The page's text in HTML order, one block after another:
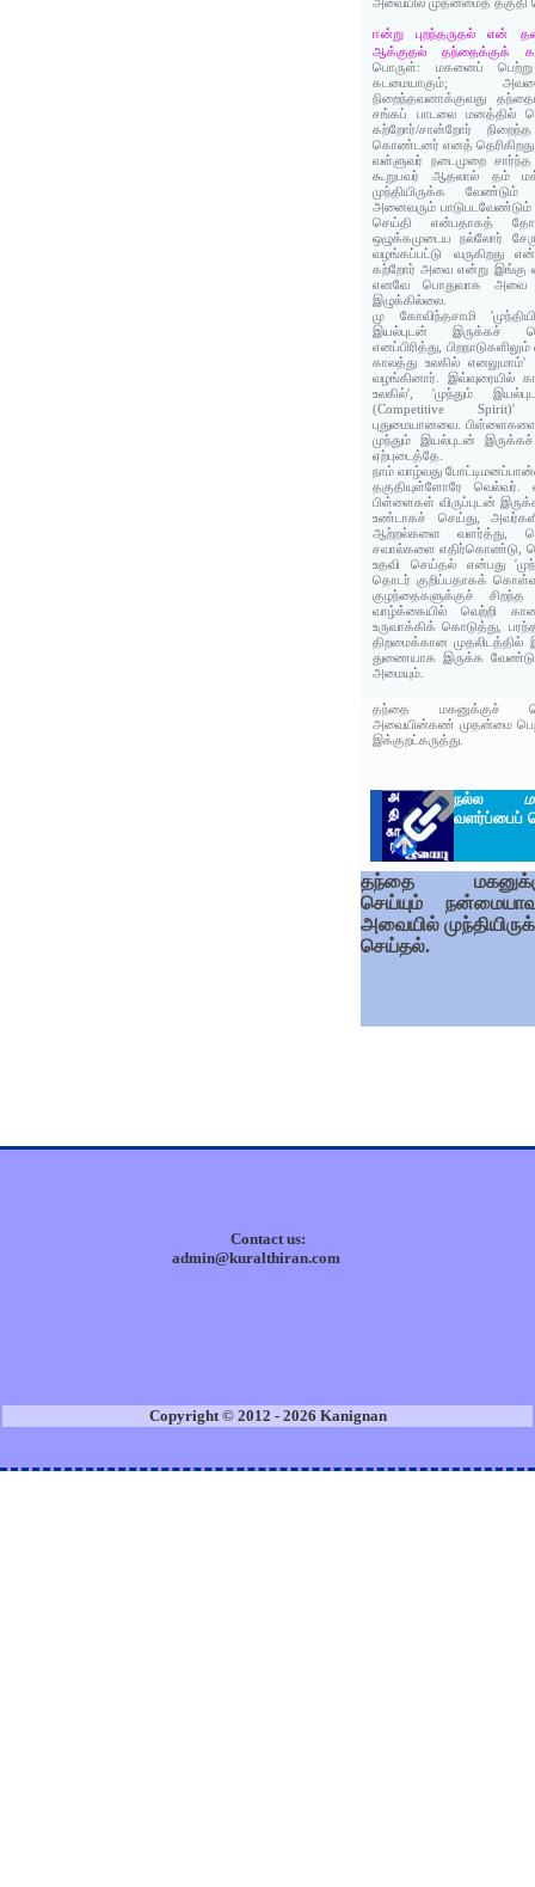
ஈன்று புறந்தருதல் என்
ஆக்குதல் தந்தைக்குக்
பொருள்: மகனைப் பெற்று
கடமையாகும்;
நிறைந்தவனாக்குவது
சங்கப் பாடலை மனத்தில்
கற்றோர்/சான்றோர்
கொண்டனர் எனத்
வள்ளுவர் நடைமுறை சார்ந்த
கூறுபவர் ஆதலால் தம்
முந்தியிருக்க
அனைவரும்
செய்தி என்பதாகத்
ஒழுக்கமுடைய நல்லோர்
வழங்கப்பட்டு வருகிறது
கற்றோர் அவை என்று இங்கு
எனவே பொதுவாக அவை
இழுக்கில்லை.
மு கோவிந்தசாமி
இயல்புடன் இருக்கச்
எனப்பிரித்து,
காலத்து உலகில்
வழங்கினார். இவ்வுரையில்
உலகில்', 'முந்தும்
(Competitive
புதுமையானவை.
முந்தும் இயல்புடன்
ஏற்புடைத்தே.
நாம் வாழ்வது
தகுதியுள்ளோரே
பிள்ளைகள் விருப்புடன்
உண்டாகச் செய்து,
ஆற்றல்களை வளர்த்து,
சவால்களை எதிர்கொண்டு,
உதவி செய்தல் என்பது
தொடர் குறிப்பதாகக்
குழந்தைகளுக்குச்
வாழ்க்கையில் வெற்றி
உருவாக்கிக் கொடுத்து,
திறமைக்கான
துணையாக இருக்க
அமையும்.
தந்தை மகனுக்குச்
அவையின்கண் முதன்மை
இக்குறட்கருத்து.
நல்ல
வளர்ப்பைப்
தந்தை
செய்யும்
அவையில்
செய்தல்.
Contact us:
admin@kuralthiran.com
Copyright © 2012 - 2026 Kanignan